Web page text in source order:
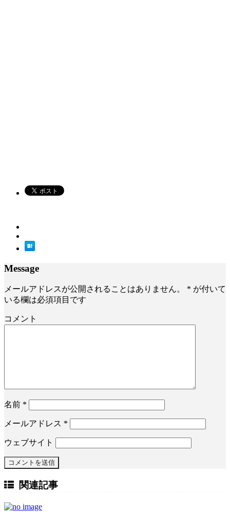
Message
メールアドレスが公開されることはありません。 * が付いて
いる欄は必須項目です
コメント
名前 *
メールアドレス *
ウェブサイト
関連記事